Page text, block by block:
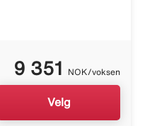
9 351 NOK/voksen
Velg